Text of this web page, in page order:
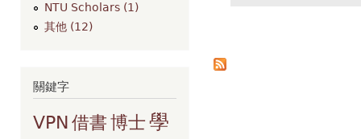
NTU Scholars (1)
其他 (12)
關鍵字
VPN借書博士學